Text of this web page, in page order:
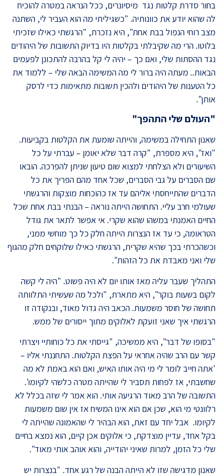
בחור סדרת קלטות נגד מיסיונרים, ככל הנראה במטרה להוכיח
לה שהוא יודע את כוונותיה. "כשגיליתי מה הוא העביר לי, השתנה
מצב רוחי הנפול בבת אחת", היא נזכרת, "הרגשתי כאילו שזכיתי
בלוטו. הרי מה שקיבלתי בקלטות היו בדיוק התשובות של היהודים
נגד ההסתות שלי, ואם כך – יהיה לי קל בהרבה להתכונן לפעמים
הבאות.. מעתה היה ברור לי מה המשימה הבאה שלי – ללמוד את
כל הטענות של היהודים ולהכין תשובות מתאימות כדי לרסק
אותן".
"העולם שלי התהפך"
שאנון התחילה במשימה, והייתה שומעת את הקלטות בקביעות.
"ואז", היא מספרת, "קרה דבר שלא יאומן – עברתי על כל
השיעורים ולא הצלחתי למצוא שום טיעון שניתן להפרכה. הובאו
שם הסברים על גבי הסברים, שכל אחד מהם הפריך את כל
הדברים שהתייחסתי אליהם עד אז כהוכחות מוצקות והרגשתי
שעולמי חרב עליי. התחושה הייתה נוראה – הבנתי בבת אחת שכל
החיים האמנתי במשהו שהוא שקרי. אי אפשר לתאר את גודל
הטראומה, כי עד אז הנצרות הייתה חלק כל כך מוחשי ממני,
וכשהכרתי בכך שהיא שקרית, הרגשתי כאילו שלוקחים חלק מהגוף
שלי ואני מאבדת את כל הזהות".
התהליך שעבר עליה מאז אותו יום לא היה פשוט. "היה לי קשה
לקום בשעות בוקר", היא מתארת, "ולכל מה שעשיתי התלוותה
תחושה של חוסר משמעות. הכאב היה גדול מאוד, ובנקודה זו
הרגשתי איך שאני זועקת לאלוקים מתוך ייסורים של ממש.
"בסופו של דבר", היא ממשיכה, "גייסתי את כל כוחותיי ויצרתי
קשר עם הרב שהיה אחראי על הפצת הקלטות. התחננתי אליו –
'אתה חייב לומר לי מי היה אותו האיש, ואם הוא באמת לא מה
שחשבתי, אז לפחות תסביר לי שהייתה מטרה כלשהי לקיומו'.
התשובה של הרב מאוד הרגיעה אותי. הוא אמר לי שזה בכלל לא
רלוונטי מי הוא, שכן אם הוא אינו המשיח אז אין שום משמעות
לקיומו. אבל יחד עם זאת, הוא הבהיר לי שהאמונה שהייתה לי
בקל אחד, עדיין מוצדקת, כי אלוקים אכן קיים, הוא נמצא בחיים
שלי כל הזמן, למרות שאיני יהודייה, והוא אוהב אותי מאוד".
שאנון מדגישה שזו לא הייתה הבנה של רגע אחד. "בנצרות יש